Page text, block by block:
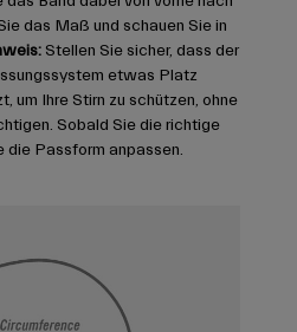
das Maß und schauen Sie in
Stellen Sie sicher, dass der
etwas Platz
um Ihre Stirn zu schützen, ohne
Sobald Sie die richtige
die Passform anpassen.